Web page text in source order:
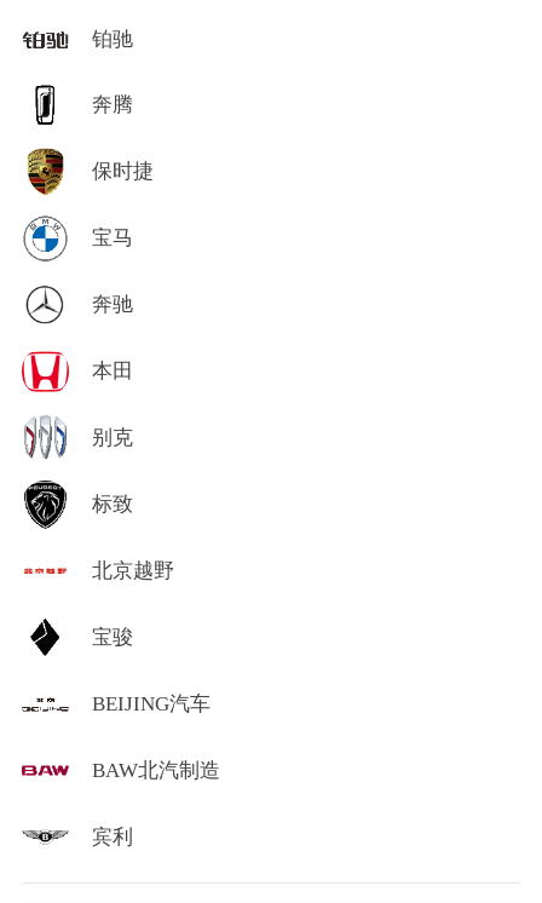
铂驰
奔腾
保时捷
宝马
奔驰
本田
别克
标致
北京越野
宝骏
BEIJING汽车
BAW北汽制造
宾利